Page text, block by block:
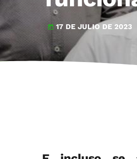
today 17 DE JULIO DE 2023